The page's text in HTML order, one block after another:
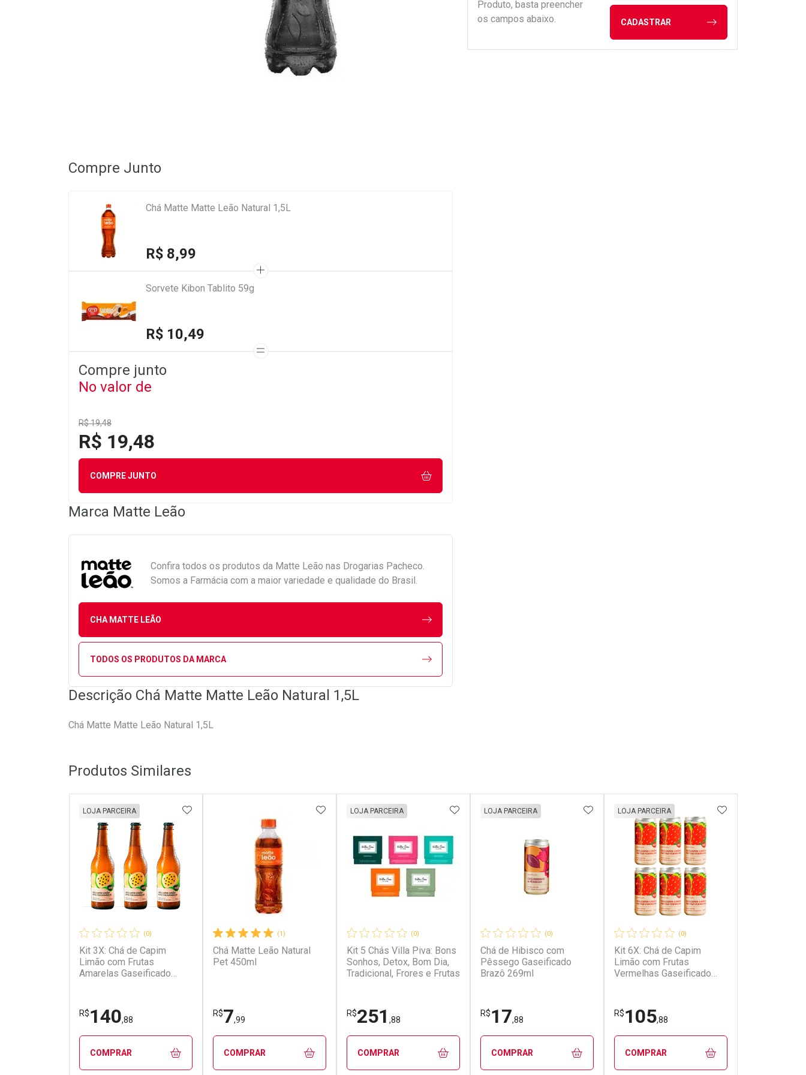
Produto, basta preencher
os campos abaixo.
CADASTRAR
Compre Junto
Chá Matte Matte Leão Natural 1,5L
R$ 8,99
Sorvete Kibon Tablito 59g
R$ 10,49
Compre junto
No valor de
R$ 19,48
R$ 19,48
COMPRE JUNTO
Marca Matte Leão
Confira todos os produtos da Matte Leão nas Drogarias Pacheco.
Somos a Farmácia com a maior variedade e qualidade do Brasil.
CHA MATTE LEÃO
TODOS OS PRODUTOS DA MARCA
Descrição Chá Matte Matte Leão Natural 1,5L
Chá Matte Matte Leão Natural 1,5L
Produtos Similares
(0)
Kit 3X: Chá de Capim
Limão com Frutas
Amarelas Gaseificado
LOJA PARCEIRA
R$140,88
ADICIONAR AOS FAVORITOS
COMPRAR
(1)
Chá Matte Leão Natural
Pet 450ml
R$7,99
ADICIONAR AOS FAVORITOS
COMPRAR
(0)
Kit 5 Chás Villa Piva: Bons
Sonhos, Detox, Bom Dia,
Tradicional, Frores e Frutas
LOJA PARCEIRA
R$251 ,88
ADICIONAR AOS FAVORITOS
COMPRAR
(0)
Chá de Hibisco com
Pêssego Gaseificado
Brazô 269ml
LOJA PARCEIRA
R$17,88
ADICIONAR AOS FAVORITOS
COMPRAR
(0)
Kit 6X: Chá de Capim
Limão com Frutas
Vermelhas Gaseificado
LOJA PARCEIRA
R$105,88
ADICIONAR AOS
COMPRAR